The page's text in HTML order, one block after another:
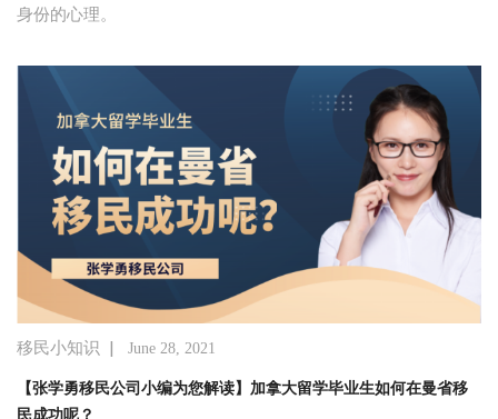
身份的心理。
移民小知识 | June 28, 2021
【张学勇移民公司小编为您解读】加拿大留学毕业生如何在曼省移
民成功呢？